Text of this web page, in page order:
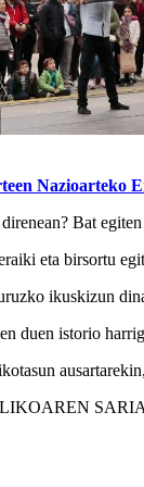
Nazioarteko
Bat
eta birsortu
ikuskizun
duen istorio